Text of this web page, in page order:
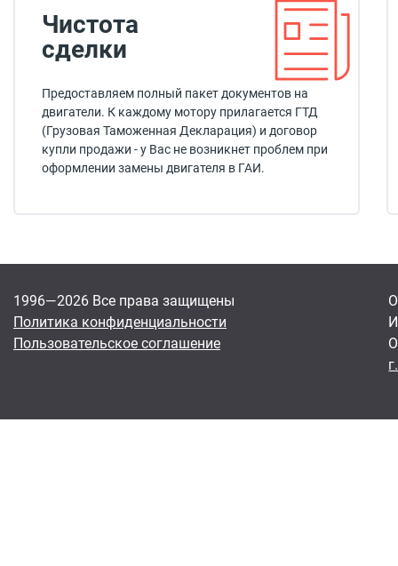
Чистота
сделки
Предоставляем полный пакет документов на
двигатели. К каждому мотору прилагается ГТД
(Грузовая Таможенная Декларация) и договор
купли продажи - у Вас не возникнет проблем при
оформлении замены двигателя в ГАИ.
1996—2026 Все права защищены
Политика конфиденциальности
Пользовательское соглашение